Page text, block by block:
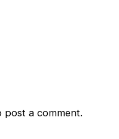
a comment.